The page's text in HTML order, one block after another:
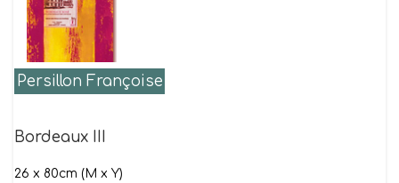
Persillon Françoise
Bordeaux III
26 x 80cm (M x Y)